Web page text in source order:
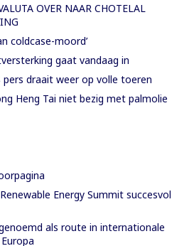
OVER NAAR CHOTELAL
coldcase-moord’
gaat vandaag in
pers draait weer op volle toeren
Heng Tai niet bezig met palmolie
Energy Summit succesvol
als route in internationale